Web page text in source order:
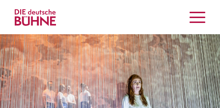
Kritiken
Schauspiel
Musiktheater
Tanz
Crossover